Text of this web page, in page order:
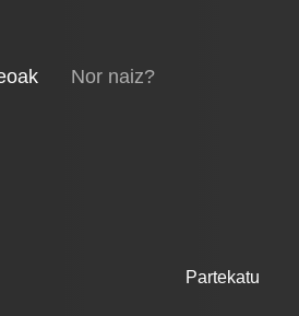
(current)
Nor naiz?
Partekatu